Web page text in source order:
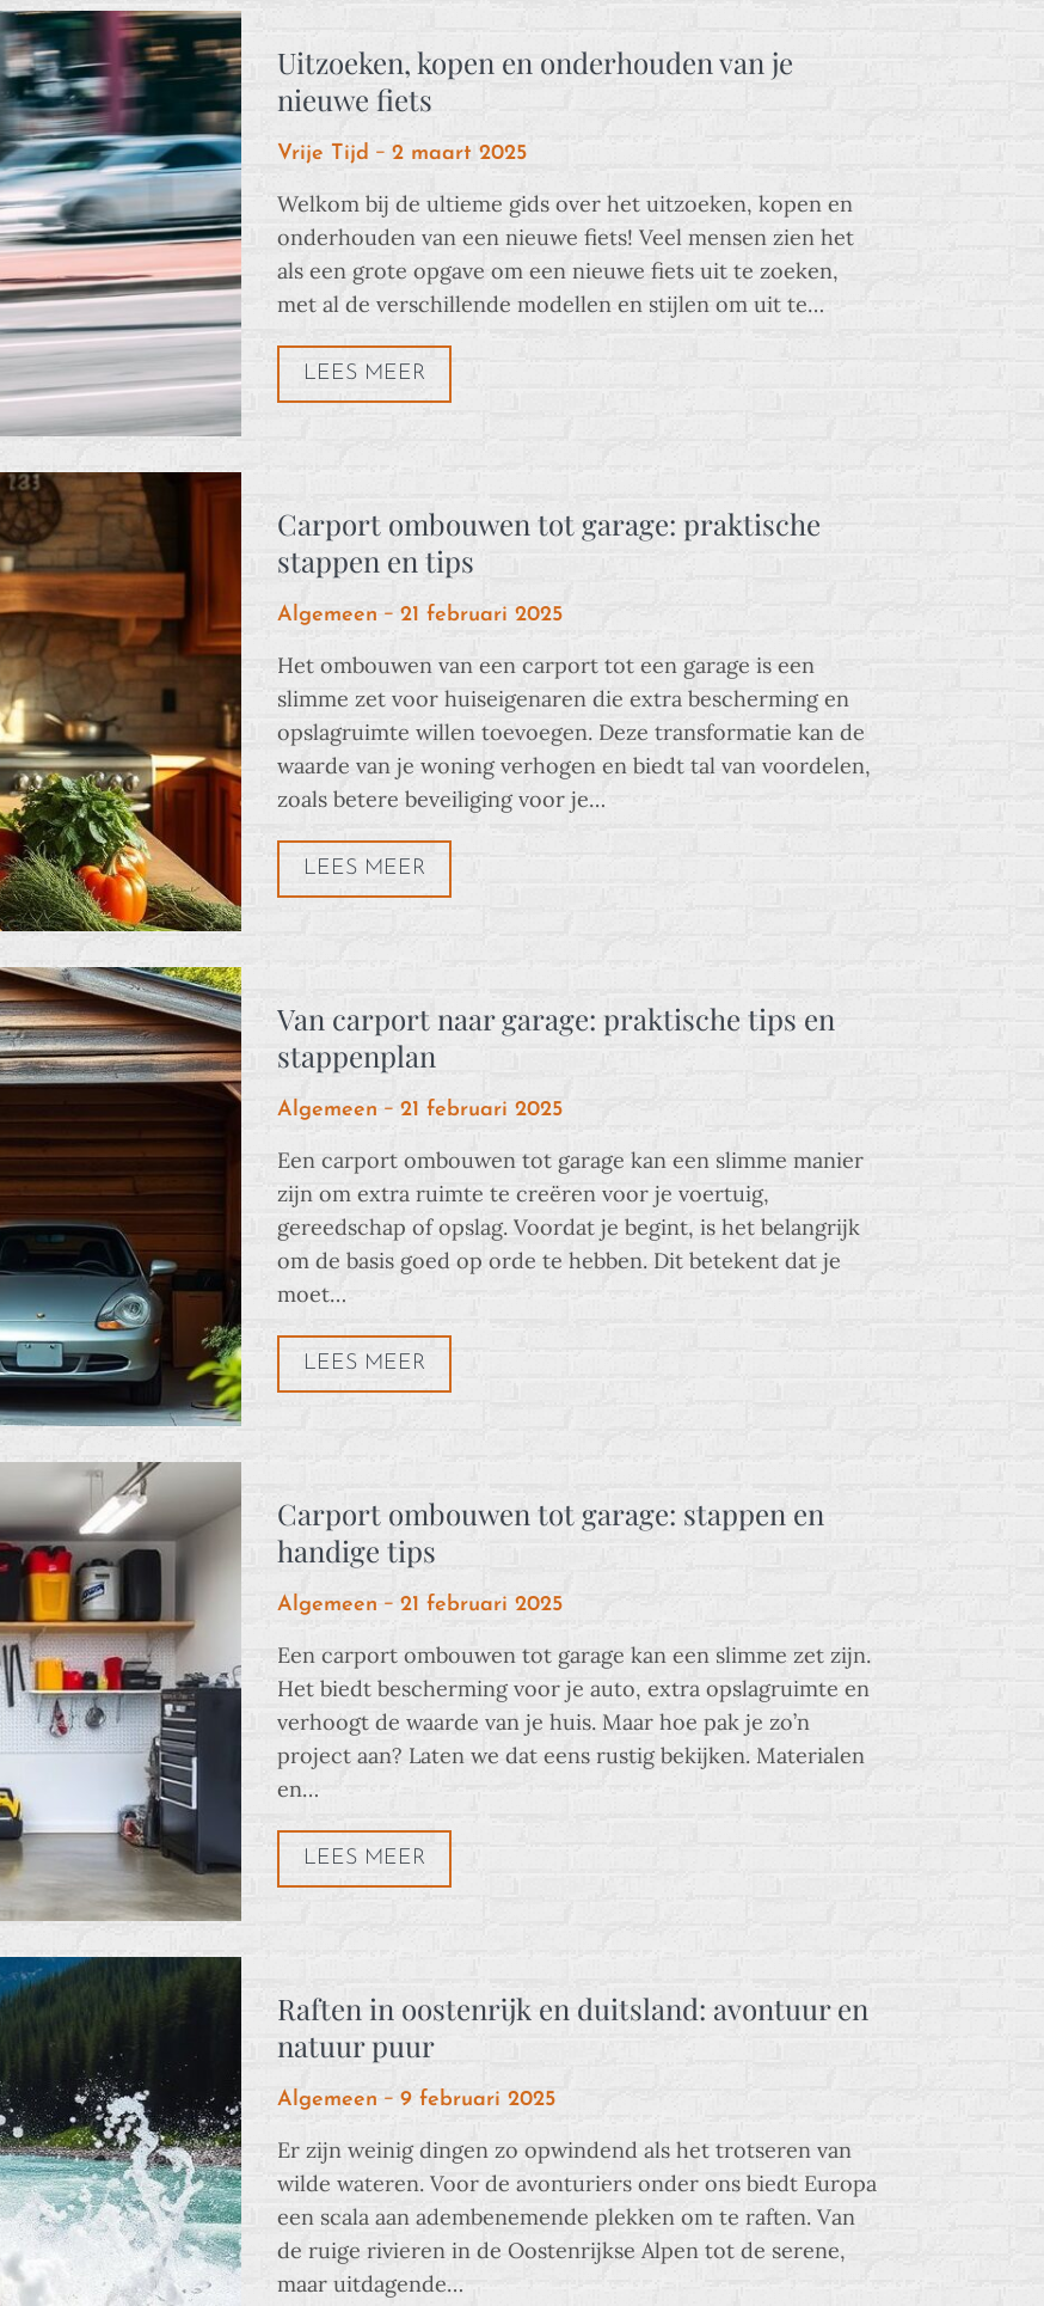
Uitzoeken, kopen en onderhouden van je
nieuwe fiets
Vrije Tijd
Posted
2 maart 2025
Welkom bij de ultieme gids over het uitzoeken, kopen en
onderhouden van een nieuwe fiets! Veel mensen zien het
als een grote opgave om een nieuwe fiets uit te zoeken,
met al de verschillende modellen en stijlen om uit te…
LEES MEER
Carport ombouwen tot garage: praktische
stappen en tips
Algemeen
Posted
21 februari 2025
Het ombouwen van een carport tot een garage is een
slimme zet voor huiseigenaren die extra bescherming en
opslagruimte willen toevoegen. Deze transformatie kan de
waarde van je woning verhogen en biedt tal van voordelen,
zoals betere beveiliging voor je…
LEES MEER
Van carport naar garage: praktische tips en
stappenplan
Algemeen
Posted
21 februari 2025
Een carport ombouwen tot garage kan een slimme manier
zijn om extra ruimte te creëren voor je voertuig,
gereedschap of opslag. Voordat je begint, is het belangrijk
om de basis goed op orde te hebben. Dit betekent dat je
moet…
LEES MEER
Carport ombouwen tot garage: stappen en
handige tips
Algemeen
Posted
21 februari 2025
Een carport ombouwen tot garage kan een slimme zet zijn.
Het biedt bescherming voor je auto, extra opslagruimte en
verhoogt de waarde van je huis. Maar hoe pak je zo’n
project aan? Laten we dat eens rustig bekijken. Materialen
en…
LEES MEER
Raften in oostenrijk en duitsland: avontuur en
natuur puur
Algemeen
Posted
9 februari 2025
Er zijn weinig dingen zo opwindend als het trotseren van
wilde wateren. Voor de avonturiers onder ons biedt Europa
een scala aan adembenemende plekken om te raften. Van
de ruige rivieren in de Oostenrijkse Alpen tot de serene,
maar uitdagende…